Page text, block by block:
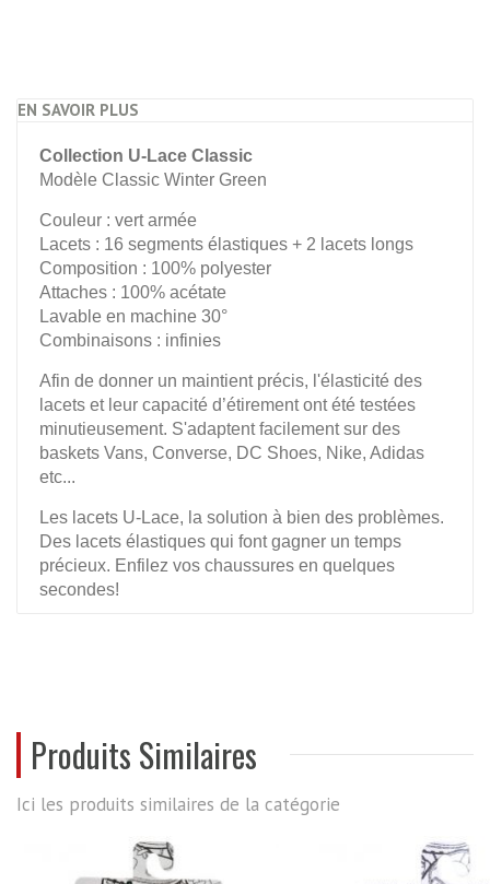
EN SAVOIR PLUS
Collection U-Lace Classic
Modèle Classic Winter Green
Couleur : vert armée
Lacets : 16 segments élastiques + 2 lacets longs
Composition : 100% polyester
Attaches : 100% acétate
Lavable en machine 30°
Combinaisons : infinies
Afin de donner un maintient précis, l'élasticité des
lacets et leur capacité d’étirement ont été testées
minutieusement. S'adaptent facilement sur des
baskets Vans, Converse, DC Shoes, Nike, Adidas
etc...
Les lacets U-Lace, la solution à bien des problèmes.
Des lacets élastiques qui font gagner un temps
précieux. Enfilez vos chaussures en quelques
secondes!
Produits Similaires
Ici les produits similaires de la catégorie